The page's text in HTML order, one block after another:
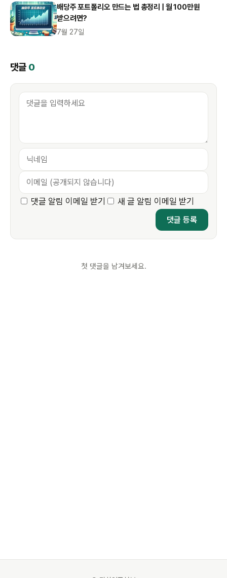
배당주 포트폴리오 만드는 법 총정리 | 월 100만원
받으려면?
7월 27일
댓글 0
댓글 알림 이메일 받기 새 글 알림 이메일 받기
첫 댓글을 남겨보세요.